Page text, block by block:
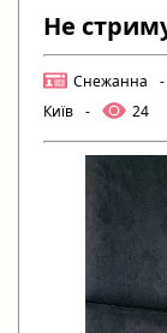
Міста:
Не
Снежанна -
Київ - 24